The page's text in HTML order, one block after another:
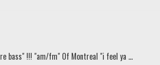
bass" !!! "am/fm" Of Montreal "i feel ya ...